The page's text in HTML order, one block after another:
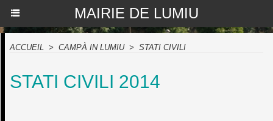
MAIRIE DE LUMIU
ACCUEIL > CAMPÀ IN LUMIU > STATI CIVILI
STATI CIVILI 2014